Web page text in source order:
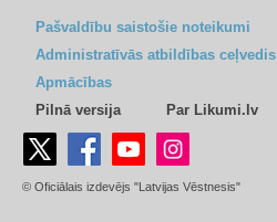
Pašvaldību saistošie noteikumi
Administratīvās atbildības ceļvedis
Apmācības
Pilnā versija
Par Likumi.lv
© Oficiālais izdevējs "Latvijas Vēstnesis"